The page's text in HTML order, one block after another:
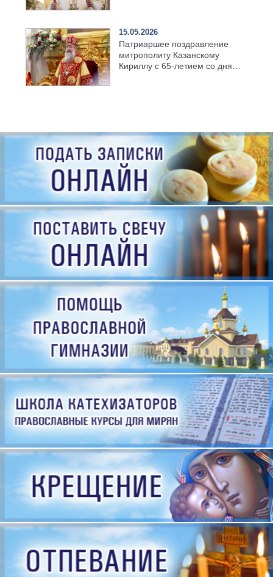
15.05.2026
Патриаршее поздравление
митрополиту Казанскому
Кириллу с 65-летием со дня